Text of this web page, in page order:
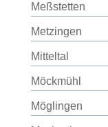
Meßstetten
Metzingen
Mitteltal
Möckmühl
Möglingen